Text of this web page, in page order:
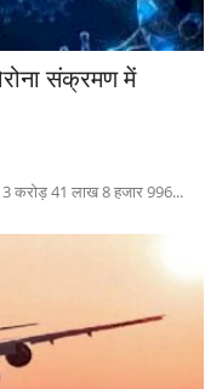
संक्रमण में
करोड़ 41 लाख 8 हजार 996...